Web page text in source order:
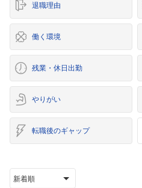
退職理由
働く環境
残業・休日出勤
やりがい
転職後のギャップ
新着順